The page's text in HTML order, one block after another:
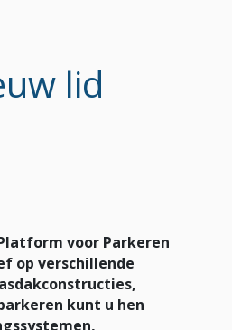
lid
voor Parkeren
op verschillende
kunt u hen